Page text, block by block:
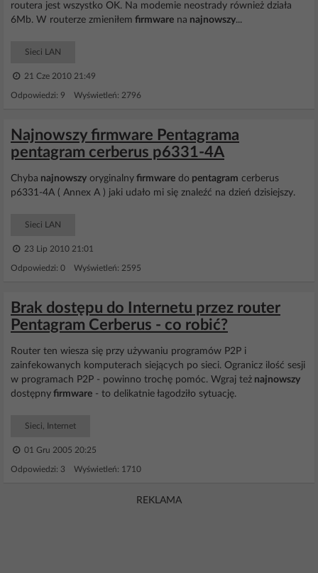
routera jest wszystko OK. Na modemie neostrady również działa
6Mb. W routerze zmieniłem firmware na najnowszy...
Sieci LAN
21 Cze 2010 21:49
Odpowiedzi: 9 Wyświetleń: 2796
Najnowszy firmware Pentagrama
pentagram cerberus p6331-4A
Chyba najnowszy oryginalny firmware do pentagram cerberus
p6331-4A ( Annex A ) jaki udało mi się znaleźć na dzień dzisiejszy.
Sieci LAN
23 Lip 2010 21:01
Odpowiedzi: 0 Wyświetleń: 2595
Brak dostępu do Internetu przez router
Pentagram Cerberus - co robić?
Router ten wiesza się przy używaniu programów P2P i
zainfekowanych komputerach siejących po sieci. Ogranicz ilość sesji
w programach P2P - powinno trochę pomóc. Wgraj też najnowszy
dostępny firmware - to delikatnie łagodziło sytuację.
Sieci, Internet
01 Gru 2005 20:25
Odpowiedzi: 3 Wyświetleń: 1710
REKLAMA